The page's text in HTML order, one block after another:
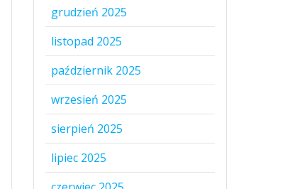
grudzień 2025
listopad 2025
październik 2025
wrzesień 2025
sierpień 2025
lipiec 2025